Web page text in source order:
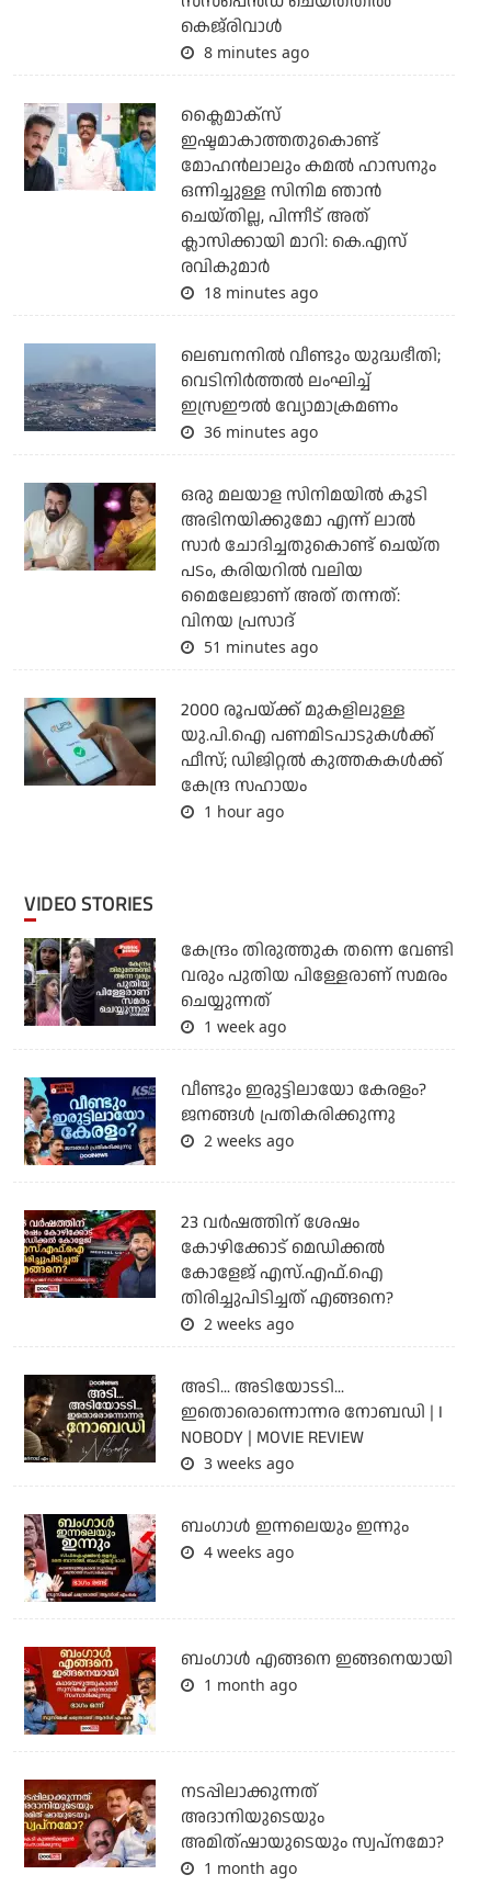
കെജ്‌രിവാള്‍
8 minutes ago
ക്ലൈമാക്‌സ്
ഇഷ്ടമാകാത്തതുകൊണ്ട്
മോഹന്‍ലാലും കമല്‍ ഹാസനും
ഒന്നിച്ചുള്ള സിനിമ ഞാന്‍
ചെയ്തില്ല, പിന്നീട് അത്
ക്ലാസിക്കായി മാറി: കെ.എസ്
രവികുമാര്‍
18 minutes ago
ലെബനനില്‍ വീണ്ടും യുദ്ധഭീതി;
വെടിനിര്‍ത്തല്‍ ലംഘിച്ച്
ഇസ്രഈല്‍ വ്യോമാക്രമണം
36 minutes ago
ഒരു മലയാള സിനിമയില്‍ കൂടി
അഭിനയിക്കുമോ എന്ന് ലാല്‍
സാര്‍ ചോദിച്ചതുകൊണ്ട് ചെയ്ത
പടം, കരിയറില്‍ വലിയ
മൈലേജാണ് അത് തന്നത്:
വിനയ പ്രസാദ്
51 minutes ago
2000 രൂപയ്ക്ക് മുകളിലുള്ള
യു.പി.ഐ പണമിടപാടുകള്‍ക്ക്
ഫീസ്; ഡിജിറ്റല്‍ കുത്തകകള്‍ക്ക്
കേന്ദ്ര സഹായം
1 hour ago
VIDEO STORIES
കേന്ദ്രം തിരുത്തുക തന്നെ വേണ്ടി
വരും പുതിയ പിള്ളേരാണ് സമരം
ചെയ്യുന്നത്
1 week ago
വീണ്ടും ഇരുട്ടിലായോ കേരളം?
ജനങ്ങൾ പ്രതികരിക്കുന്നു
2 weeks ago
23 വർഷത്തിന് ശേഷം
കോഴിക്കോട് മെഡിക്കൽ
കോളേജ് എസ്.എഫ്.ഐ
തിരിച്ചുപിടിച്ചത് എങ്ങനെ?
2 weeks ago
അടി... അടിയോടടി...
ഇതൊരൊന്നൊന്നര നോബഡി | I
NOBODY | MOVIE REVIEW
3 weeks ago
ബംഗാള്‍ ഇന്നലെയും ഇന്നും
4 weeks ago
ബം​ഗാൾ എങ്ങനെ ഇങ്ങനെയായി
1 month ago
നടപ്പിലാക്കുന്നത്
അദാനിയുടെയും
അമിത്ഷായുടെയും സ്വപ്നമോ?
1 month ago